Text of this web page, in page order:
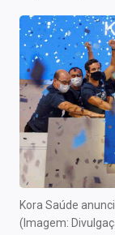
Newsletters
Cotações
Comprar ou
Carteiras
Central de
Central de
Kora Saúde
(Imagem: